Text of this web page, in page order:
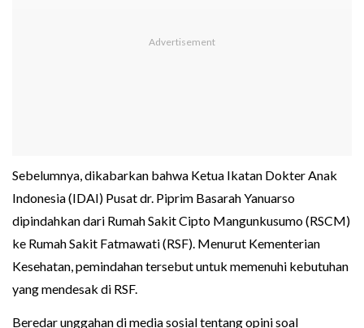
Sebelumnya, dikabarkan bahwa Ketua Ikatan Dokter Anak
Indonesia (IDAI) Pusat dr. Piprim Basarah Yanuarso
dipindahkan dari Rumah Sakit Cipto Mangunkusumo (RSCM)
ke Rumah Sakit Fatmawati (RSF). Menurut Kementerian
Kesehatan, pemindahan tersebut untuk memenuhi kebutuhan
yang mendesak di RSF.
Beredar unggahan di media sosial tentang opini soal